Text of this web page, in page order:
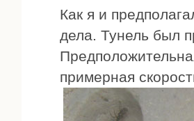
Как я и
дела. Тунель был
примерная